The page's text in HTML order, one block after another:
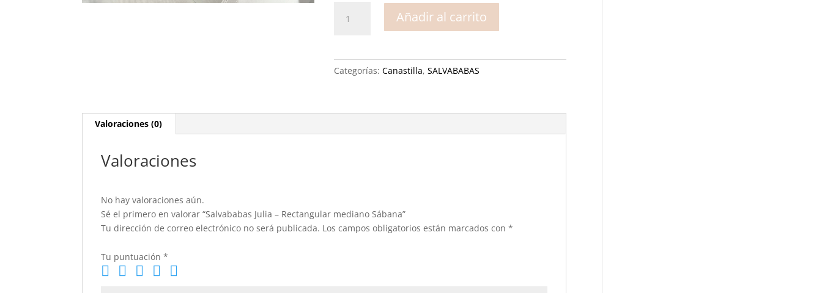
Julia
mediano
Sábana
Añadir al carrito
Categorías:Canastilla,SALVABABAS
Valoraciones (0)
Valoraciones
No hay valoraciones aún.
Sé el primero en valorar “Salvababas Julia – Rectangular mediano Sábana”
Tu dirección de correo electrónico no será publicada. Los campos obligatorios están marcados con*
Tu puntuación*